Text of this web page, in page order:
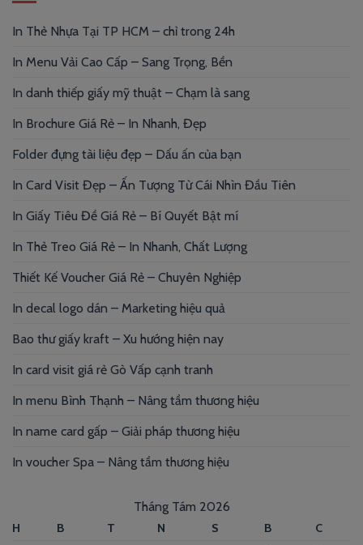
In Thẻ Nhựa Tại TP HCM – chỉ trong 24h
In Menu Vải Cao Cấp – Sang Trọng, Bền
In danh thiếp giấy mỹ thuật – Chạm là sang
In Brochure Giá Rẻ – In Nhanh, Đẹp
Folder đựng tài liệu đẹp – Dấu ấn của bạn
In Card Visit Đẹp – Ấn Tượng Từ Cái Nhìn Đầu Tiên
In Giấy Tiêu Đề Giá Rẻ – Bí Quyết Bật mí
In Thẻ Treo Giá Rẻ – In Nhanh, Chất Lượng
Thiết Kế Voucher Giá Rẻ – Chuyên Nghiệp
In decal logo dán – Marketing hiệu quả
Bao thư giấy kraft – Xu hướng hiện nay
In card visit giá rẻ Gò Vấp cạnh tranh
In menu Bình Thạnh – Nâng tầm thương hiệu
In name card gấp – Giải pháp thương hiệu
In voucher Spa – Nâng tầm thương hiệu
Tháng Tám 2026
H B T N S B
C